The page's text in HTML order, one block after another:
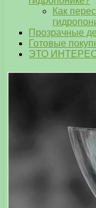
Как
Прозрачные
Готовые
ЭТО